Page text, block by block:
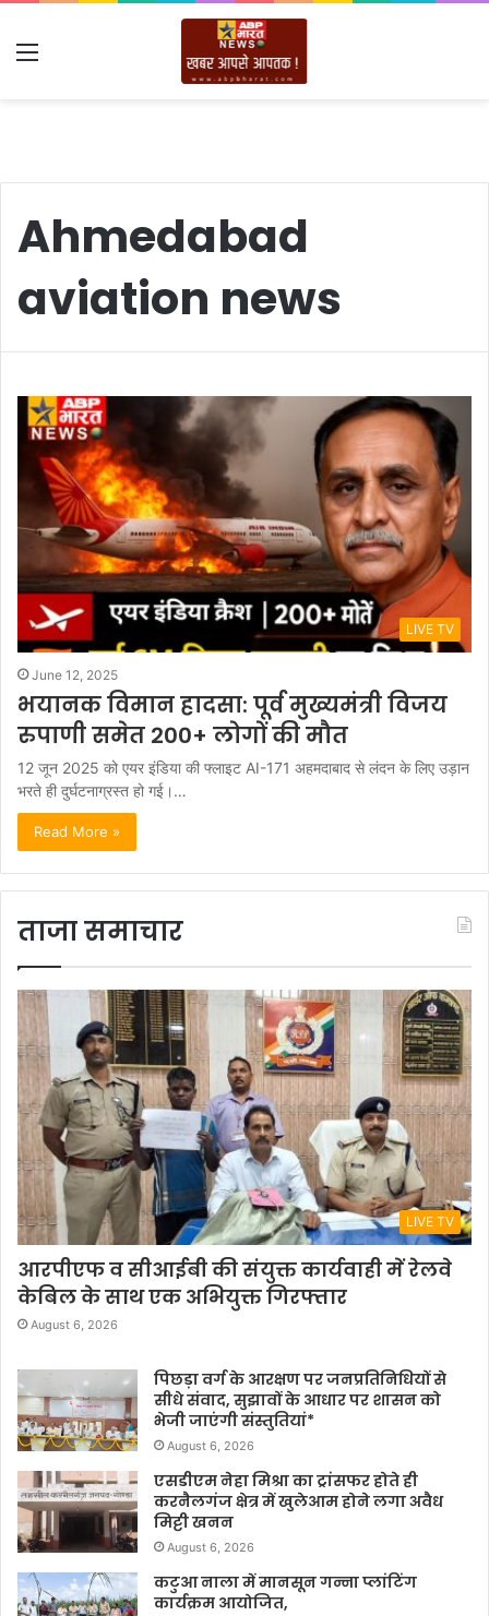
Menu
Ahmedabad
aviation news
LIVE TV
June 12, 2025
भयानक विमान हादसा: पूर्व मुख्यमंत्री विजय
रुपाणी समेत 200+ लोगों की मौत
12 जून 2025 को एयर इंडिया की फ्लाइट AI-171 अहमदाबाद से लंदन के लिए उड़ान
भरते ही दुर्घटनाग्रस्त हो गई।…
Read More »
ताजा समाचार
LIVE TV
आरपीएफ व सीआईबी की संयुक्त कार्यवाही में रेलवे
केबिल के साथ एक अभियुक्त गिरफ्तार
August 6, 2026
पिछड़ा वर्ग के आरक्षण पर जनप्रतिनिधियों से
सीधे संवाद, सुझावों के आधार पर शासन को
भेजी जाएंगी संस्तुतियां*
August 6, 2026
एसडीएम नेहा मिश्रा का ट्रांसफर होते ही
करनैलगंज क्षेत्र में खुलेआम होने लगा अवैध
मिट्टी खनन
August 6, 2026
कटुआ नाला में मानसून गन्ना प्लांटिंग
कार्यक्रम आयोजित,